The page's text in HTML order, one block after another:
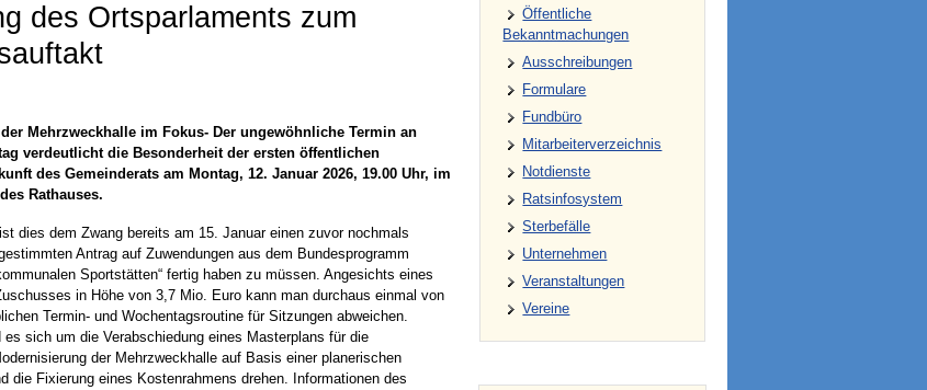
des Ortsparlaments zum
Mehrzweckhalle im Fokus- Der ungewöhnliche Termin an
verdeutlicht die Besonderheit der ersten öffentlichen
des Gemeinderats am Montag, 12. Januar 2026, 19.00 Uhr, im
Rathauses.
dies dem Zwang bereits am 15. Januar einen zuvor nochmals
Antrag auf Zuwendungen aus dem Bundesprogramm
Sportstätten“ fertig haben zu müssen. Angesichts eines
in Höhe von 3,7 Mio. Euro kann man durchaus einmal von
Termin- und Wochentagsroutine für Sitzungen abweichen.
es sich um die Verabschiedung eines Masterplans für die
der Mehrzweckhalle auf Basis einer planerischen
die Fixierung eines Kostenrahmens drehen. Informationen des
Öffentliche
Bekanntmachungen
Ausschreibungen
Formulare
Fundbüro
Mitarbeiterverzeichnis
Notdienste
Ratsinfosystem
Sterbefälle
Unternehmen
Veranstaltungen
Vereine